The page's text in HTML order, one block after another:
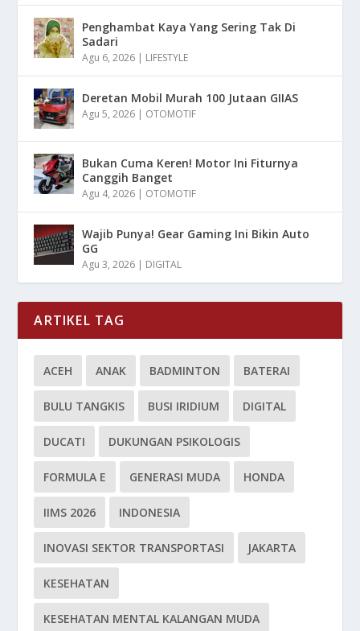
Penghambat Kaya Yang Sering Tak Di
Sadari
Agu 6, 2026 | LIFESTYLE
Deretan Mobil Murah 100 Jutaan GIIAS
Agu 5, 2026 | OTOMOTIF
Bukan Cuma Keren! Motor Ini Fiturnya
Canggih Banget
Agu 4, 2026 | OTOMOTIF
Wajib Punya! Gear Gaming Ini Bikin Auto
GG
Agu 3, 2026 | DIGITAL
ARTIKEL TAG
ACEH ANAK BADMINTON BATERAI
BULU TANGKIS BUSI IRIDIUM DIGITAL
DUCATI DUKUNGAN PSIKOLOGIS
FORMULA E GENERASI MUDA HONDA
IIMS 2026 INDONESIA
INOVASI SEKTOR TRANSPORTASI JAKARTA
KESEHATAN
KESEHATAN MENTAL KALANGAN MUDA